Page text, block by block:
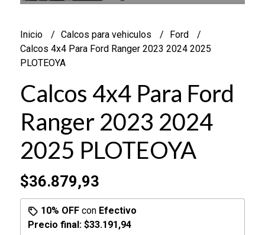
Inicio Calcos para vehiculos
Ford
Calcos 4x4 Para Ford Ranger 2023 2024 2025
PLOTEOYA
Calcos 4x4 Para Ford
Ranger 2023 2024
2025 PLOTEOYA
$36.879,93
10% OFFcon Efectivo
Precio final: $33.191,94